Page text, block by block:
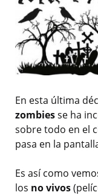
En esta última
zombiesse ha
sobre todo en el
pasa en la
Es así como
los no vivos